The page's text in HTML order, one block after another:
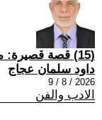
(15) قصة قصيرة: ما لم يحمله الماء
داود سلمان عجاج
2026 / 8 / 9
الادب والفن